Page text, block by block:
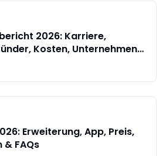
2026: Karriere,
Kosten, Unternehmen
Erweiterung, App, Preis,
FAQs